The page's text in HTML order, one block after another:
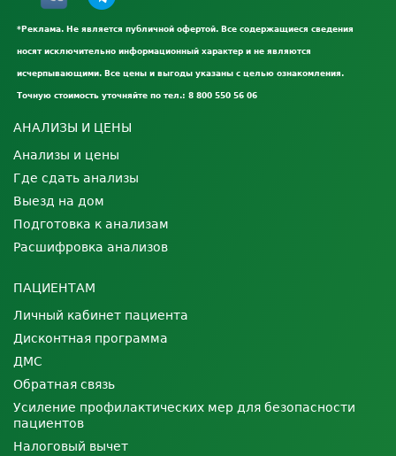
*Реклама. Не является публичной офертой. Все содержащиеся сведения
носят исключительно информационный характер и не являются
исчерпывающими. Все цены и выгоды указаны с целью ознакомления.
Точную стоимость уточняйте по тел.: 8 800 550 56 06
АНАЛИЗЫ И ЦЕНЫ
Анализы и цены
Где сдать анализы
Выезд на дом
Подготовка к анализам
Расшифровка анализов
ПАЦИЕНТАМ
Личный кабинет пациента
Дисконтная программа
ДМС
Обратная связь
Усиление профилактических мер для безопасности
пациентов
Налоговый вычет